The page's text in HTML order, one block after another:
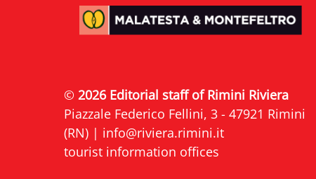
© 2026 Editorial staff of Rimini Riviera
Piazzale Federico Fellini, 3 - 47921 Rimini
(RN) | info@riviera.rimini.it
tourist information offices